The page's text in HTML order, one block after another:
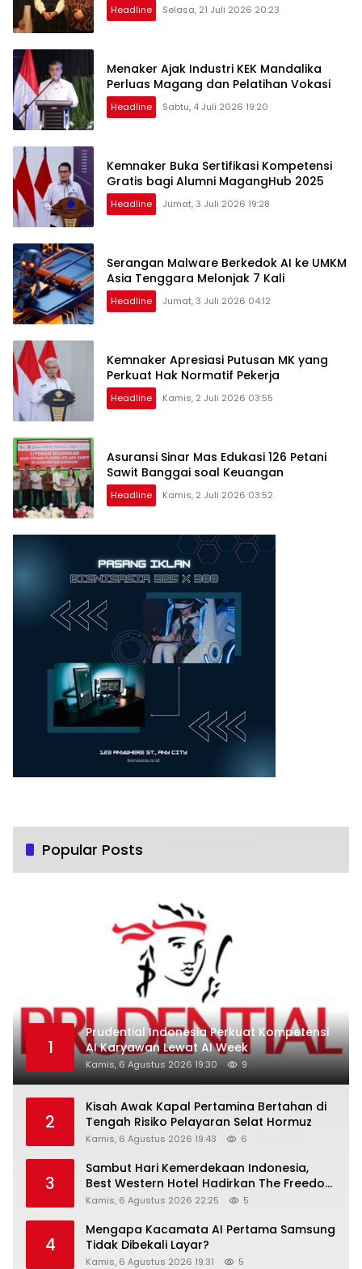
Headline Selasa, 21 Juli 2026 20:23
Menaker Ajak Industri KEK Mandalika
Perluas Magang dan Pelatihan Vokasi
Headline Sabtu, 4 Juli 2026 19:20
Kemnaker Buka Sertifikasi Kompetensi
Gratis bagi Alumni MagangHub 2025
Headline Jumat, 3 Juli 2026 19:28
Serangan Malware Berkedok AI ke UMKM
Asia Tenggara Melonjak 7 Kali
Headline Jumat, 3 Juli 2026 04:12
Kemnaker Apresiasi Putusan MK yang
Perkuat Hak Normatif Pekerja
Headline Kamis, 2 Juli 2026 03:55
Asuransi Sinar Mas Edukasi 126 Petani
Sawit Banggai soal Keuangan
Headline Kamis, 2 Juli 2026 03:52
Popular Posts
1
Prudential Indonesia Perkuat Kompetensi
AI Karyawan Lewat AI Week
Kamis, 6 Agustus 2026 19:30 9
2
Kisah Awak Kapal Pertamina Bertahan di
Tengah Risiko Pelayaran Selat Hormuz
Kamis, 6 Agustus 2026 19:43 6
3
Sambut Hari Kemerdekaan Indonesia,
Best Western Hotel Hadirkan The Freedom
Stay Diskon Hingga 45%
Kamis, 6 Agustus 2026 22:25 5
4
Mengapa Kacamata AI Pertama Samsung
Tidak Dibekali Layar?
Kamis, 6 Agustus 2026 19:31 5